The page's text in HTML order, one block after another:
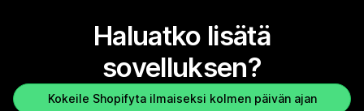
Haluatko lisätä
sovelluksen?
Kokeile Shopifyta ilmaiseksi kolmen päivän ajan